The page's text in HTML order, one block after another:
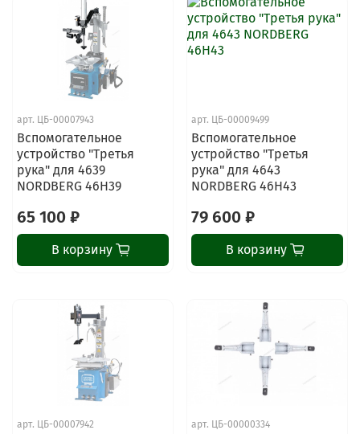
арт. ЦБ-00007943
Вспомогательное
устройство "Третья
рука" для 4639
NORDBERG 46H39
65 100 ₽
В корзину
арт. ЦБ-00009499
Вспомогательное
устройство "Третья
рука" для 4643
NORDBERG 46H43
79 600 ₽
В корзину
арт. ЦБ-00007942 арт. ЦБ-00000334